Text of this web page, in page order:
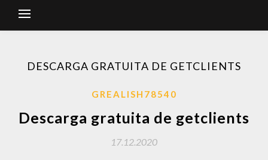
DESCARGA GRATUITA DE GETCLIENTS
GREALISH78540
Descarga gratuita de getclients
17.12.2020